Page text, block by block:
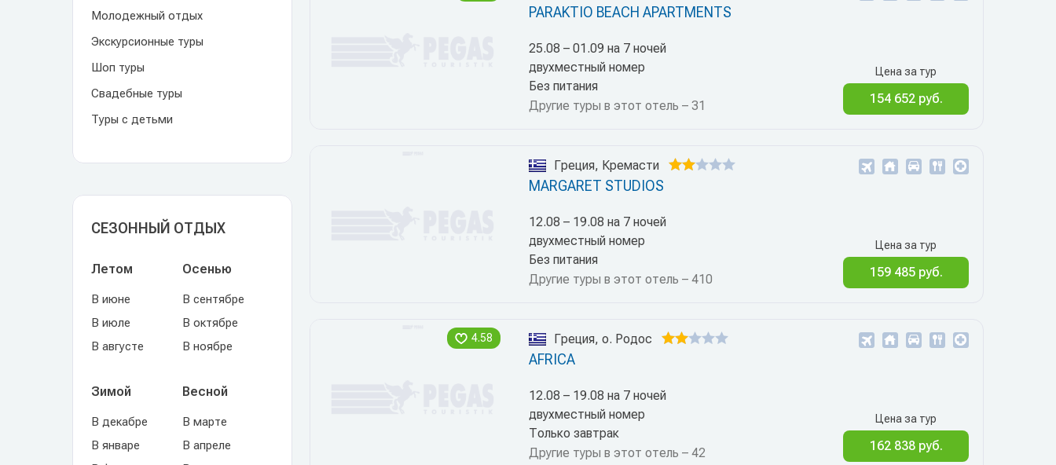
Молодежный отдых
Экскурсионные туры
Шоп туры
Свадебные туры
Туры с детьми
СЕЗОННЫЙ ОТДЫХ
Летом
В июне
В июле
В августе
Осенью
В сентябре
В октябре
В ноябре
Зимой
В декабре
В январе
Весной
В марте
В апреле
PARAKTIO BEACH APARTMENTS
25.08 – 01.09 на 7 ночей
двухместный номер
Без питания
Другие туры в этот отель – 31
Цена за тур
154 652 руб.
Греция, Кремасти
MARGARET STUDIOS
12.08 – 19.08 на 7 ночей
двухместный номер
Без питания
Другие туры в этот отель – 410
Цена за тур
159 485 руб.
4.58 Греция, о. Родос
AFRICA
12.08 – 19.08 на 7 ночей
двухместный номер
Только завтрак
Другие туры в этот отель – 42
Цена за тур
162 838 руб.